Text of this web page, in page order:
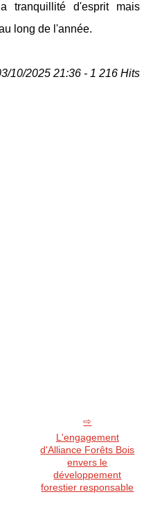
tranquillité d'esprit mais
long de l'année.
10/2025 21:36 - 1 216 Hits
L'engagement
d'Alliance Forêts Bois
envers le
développement
forestier responsable